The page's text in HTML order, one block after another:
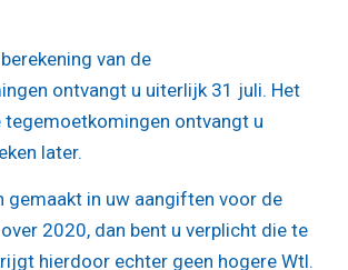
van de
ontvangt u uiterlijk 31 juli. Het
tegemoetkomingen ontvangt u
later.
gemaakt in uw aangiften voor de
2020, dan bent u verplicht die te
hierdoor echter geen hogere Wtl.